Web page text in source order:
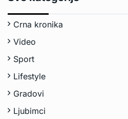
Crna kronika
Video
Sport
Lifestyle
Gradovi
Ljubimci